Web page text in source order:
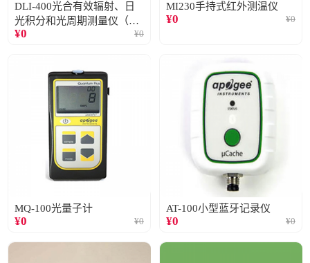
DLI-400光合有效辐射、日
光积分和光周期测量仪（仅
阳光）
¥0 ¥0
MI230手持式红外测温仪
¥0 ¥0
MQ-100光量子计
¥0 ¥0
AT-100小型蓝牙记录仪
¥0 ¥0